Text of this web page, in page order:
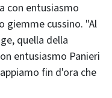
con entusiasmo
giemme cussino. "Al
quella della
entusiasmo Panieri
fin d'ora che